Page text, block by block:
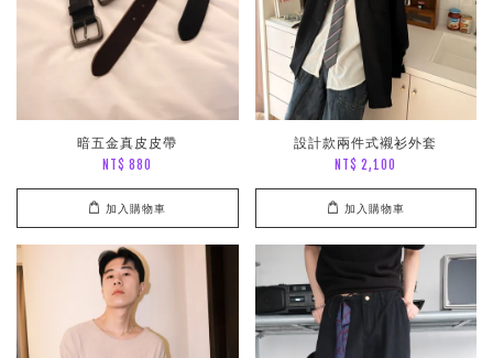
暗五金真皮皮帶
NT$ 880
加入購物車
設計款兩件式襯衫外套
NT$ 2,100
加入購物車